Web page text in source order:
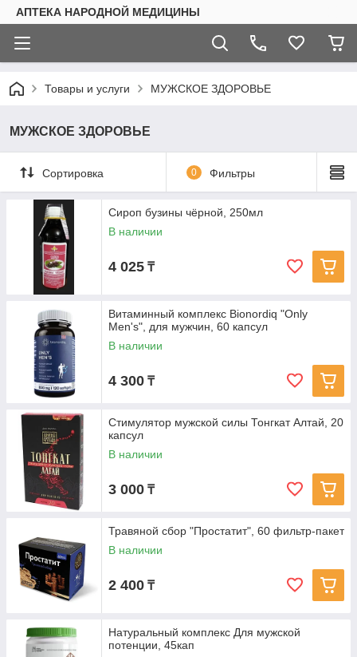
АПТЕКА НАРОДНОЙ МЕДИЦИНЫ
Товары и услуги МУЖСКОЕ ЗДОРОВЬЕ
МУЖСКОЕ ЗДОРОВЬЕ
Сортировка 0 Фильтры
Сироп бузины чёрной, 250мл
В наличии
4 025 ₸
Витаминный комплекс Bionordiq "Only
Men's", для мужчин, 60 капсул
В наличии
4 300 ₸
Стимулятор мужской силы Тонгкат Алтай, 20
капсул
В наличии
3 000 ₸
Травяной сбор "Простатит", 60 фильтр-пакет
В наличии
2 400 ₸
Натуральный комплекс Для мужской
потенции, 45кап